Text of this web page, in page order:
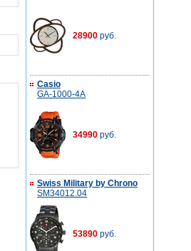
28900 руб.
Casio
GA-1000-4A
34990 руб.
Swiss Military by Chrono
SM34012.04
53890 руб.